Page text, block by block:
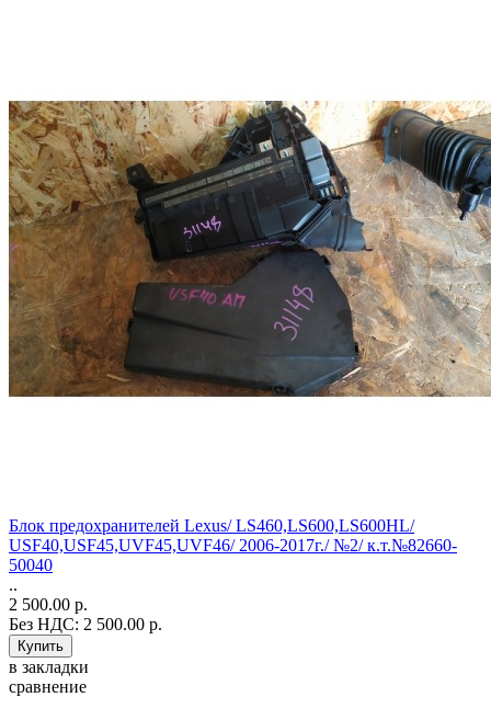
Блок предохранителей Lexus/ LS460,LS600,LS600HL/
USF40,USF45,UVF45,UVF46/ 2006-2017г./ №2/ к.т.№82660-
50040
..
2 500.00 р.
Без НДС: 2 500.00 р.
в закладки
сравнение